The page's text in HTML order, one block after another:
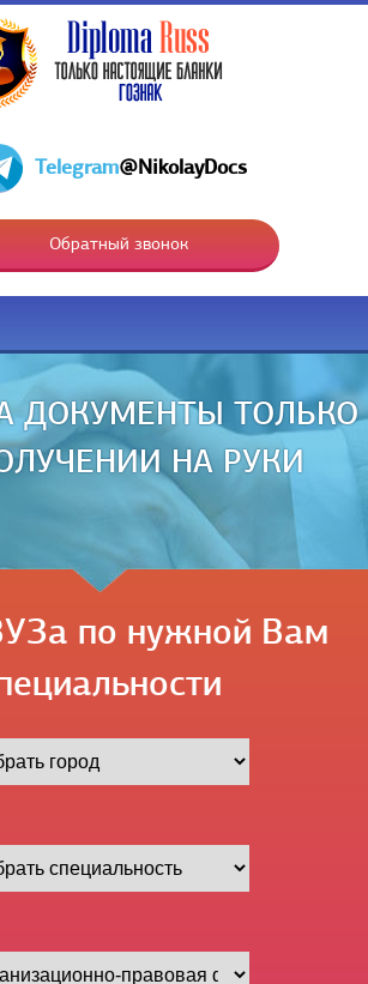
Telegram@NikolayDocs
Обратный звонок
ДОКУМЕНТЫ ТОЛЬКО
НА РУКИ
по нужной Вам